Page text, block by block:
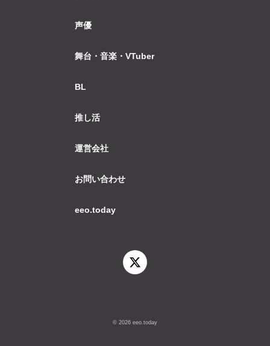
声優
舞台・音楽・VTuber
BL
推し活
運営会社
お問い合わせ
eeo.today
© 2026 eeo.today